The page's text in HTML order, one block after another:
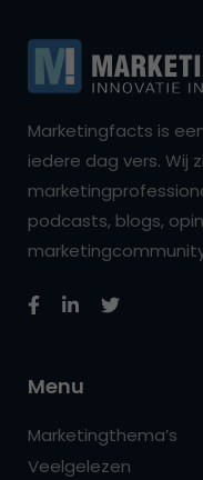
Marketingfacts is
iedere dag vers. Wij
podcasts, blogs,
Menu
Marketingthema’s
Veelgelezen